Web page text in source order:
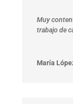
Muy
trabajo de
María